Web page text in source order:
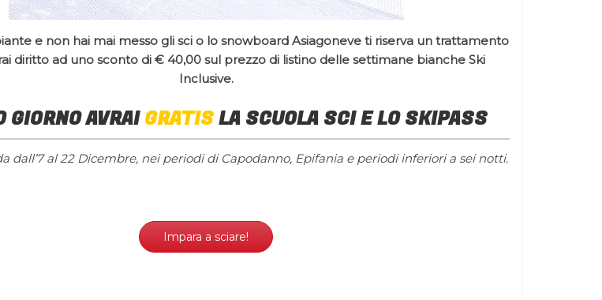
e non hai mai messo gli sci o lo snowboard Asiagoneve ti riserva un trattamento
diritto ad uno sconto di € 40,00 sul prezzo di listino delle settimane bianche Ski
Inclusive.
GIORNO AVRAIGRATISLA SCUOLA SCI E LO SKIPASS
dall’7 al 22 Dicembre, nei periodi di Capodanno, Epifania e periodi inferiori a sei notti.
Impara a sciare!